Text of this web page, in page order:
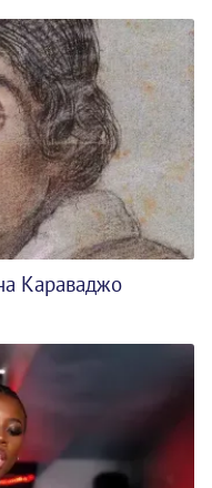
Караваджо